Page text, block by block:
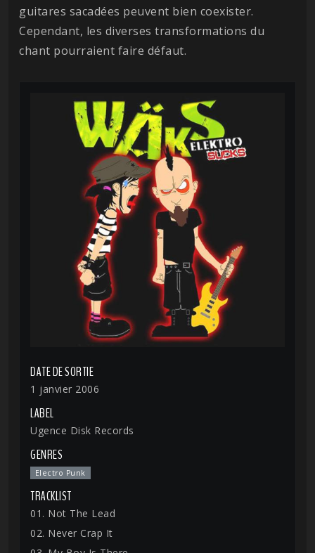
guitares sacadées peuvent bien coexister.
Cependant, les diverses transformations du
chant pourraient faire défaut.
DATE DE SORTIE
1 janvier 2006
LABEL
Ugence Disk Records
GENRES
Electro Punk
TRACKLIST
01. Not The Lead
02. Never Crap It